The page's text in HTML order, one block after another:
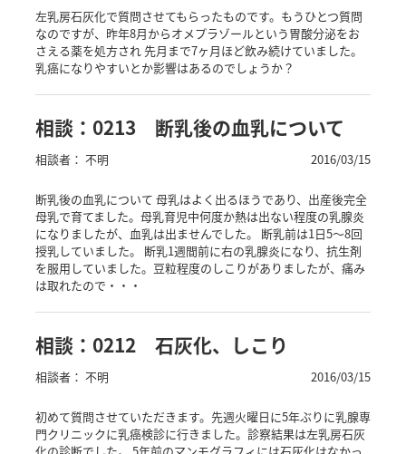
左乳房石灰化で質問させてもらったものです。もうひとつ質問
なのですが、昨年8月からオメプラゾールという胃酸分泌をお
さえる薬を処方され 先月まで7ヶ月ほど飲み続けていました。
乳癌になりやすいとか影響はあるのでしょうか？
相談：0213 断乳後の血乳について
相談者： 不明 2016/03/15
断乳後の血乳について 母乳はよく出るほうであり、出産後完全
母乳で育てました。母乳育児中何度か熱は出ない程度の乳腺炎
になりましたが、血乳は出ませんでした。 断乳前は1日5〜8回
授乳していました。 断乳1週間前に右の乳腺炎になり、抗生剤
を服用していました。豆粒程度のしこりがありましたが、痛み
は取れたので・・・
相談：0212 石灰化、しこり
相談者： 不明 2016/03/15
初めて質問させていただきます。先週火曜日に5年ぶりに乳腺専
門クリニックに乳癌検診に行きました。診察結果は左乳房石灰